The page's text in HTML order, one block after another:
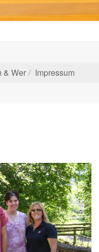
& Wer Impressum